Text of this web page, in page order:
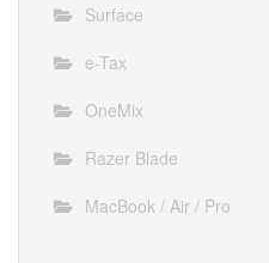
Surface
e-Tax
OneMix
Razer Blade
MacBook / Air / Pro